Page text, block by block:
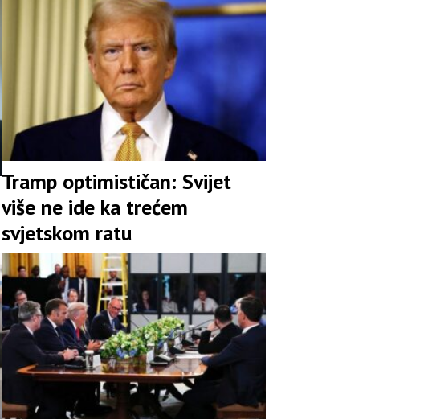
Tramp optimističan: Svijet
više ne ide ka trećem
svjetskom ratu